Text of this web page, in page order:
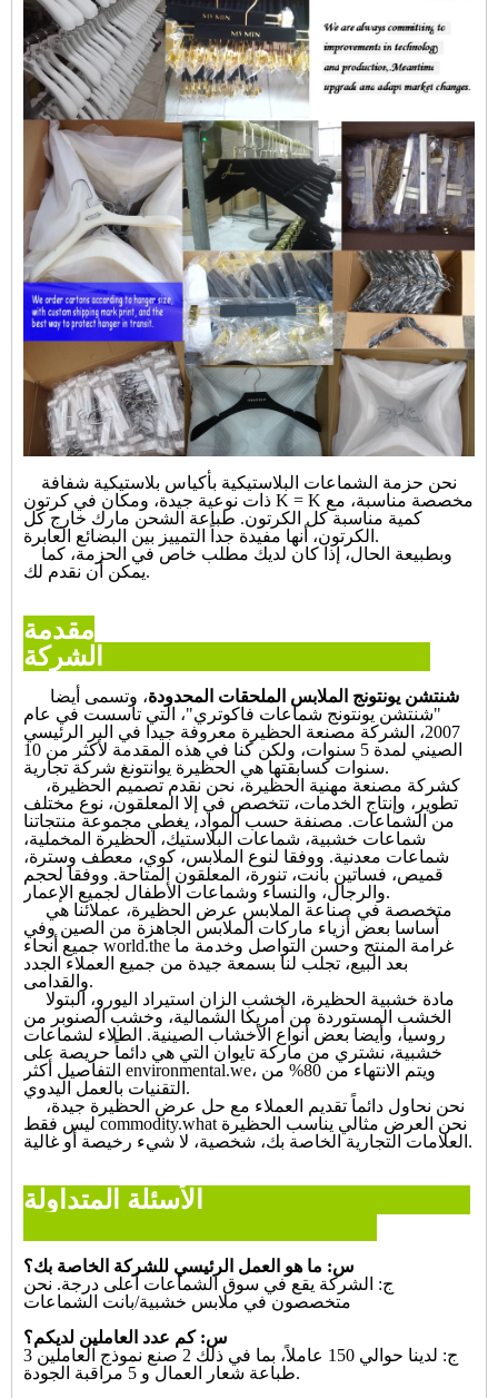
ذات نوعية جيدة، ومكان في كرتون K = K مخصصة مناسبة، مع
كمية مناسبة كل الكرتون. طباعة الشحن مارك خارج كل
الكرتون، أنها مفيدة جداً التمييز بين البضائع العابرة.
يمكن أن نقدم لك.
مقدمة
شنتشن يونتونج الملابس الملحقات المحدودة، وتسمى أيضا
"شنتشن يونتونج شماعات فاكوتري"، التي تأسست في عام
2007، الشركة مصنعة الحظيرة معروفة جيدا في البر الرئيسي
الصيني لمدة 5 سنوات، ولكن كنا في هذه المقدمة لأكثر من 10
سنوات كسابقتها هي الحظيرة يوانتونغ شركة تجارية.
تطوير، وإنتاج الخدمات، تتخصص في إلا المعلقون، نوع مختلف
من الشماعات. مصنفة حسب المواد، يغطي مجموعة منتجاتنا
شماعات خشبية، شماعات البلاستيك، الحظيرة المخملية،
شماعات معدنية. ووفقا لنوع الملابس، كوي، معطف وسترة،
قميص، فساتين بانت، تنورة، المعلقون المتاحة. ووفقا لحجم
والرجال، والنساء وشماعات الأطفال لجميع الإعمار.
أساسا بعض أزياء ماركات الملابس الجاهزة من الصين وفي
جميع أنحاء world.the غرامة المنتج وحسن التواصل وخدمة ما
بعد البيع، تجلب لنا بسمعة جيدة من جميع العملاء الجدد
والقدامى.
الخشب المستوردة من أمريكا الشمالية، وخشب الصنوبر من
روسيا، وأيضا بعض أنواع الأخشاب الصينية. الطلاء لشماعات
خشبية، نشتري من ماركة تايوان التي هي دائماً حريصة على
التفاصيل أكثر environmental.we، ويتم الانتهاء من 80% من
التقنيات بالعمل اليدوي.
ليس فقط commodity.what نحن العرض مثالي يناسب الحظيرة
العلامات التجارية الخاصة بك، شخصية، لا شيء رخيصة أو غالية.
الأسئلة المتداولة
س: ما هو العمل الرئيسي للشركة الخاصة بك؟
ج: الشركة يقع في سوق الشماعات أعلى درجة. نحن
متخصصون في ملابس خشبية/بانت الشماعات
س: كم عدد العاملين لديكم؟
ج: لدينا حوالي 150 عاملاً، بما في ذلك 2 صنع نموذج العاملين 3
طباعة شعار العمال و 5 مراقبة الجودة.